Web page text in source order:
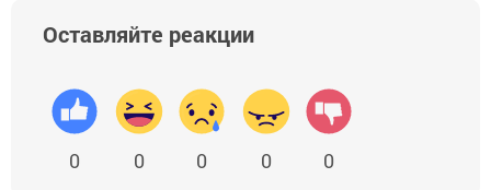
Оставляйте реакции
0 0 0 0 0